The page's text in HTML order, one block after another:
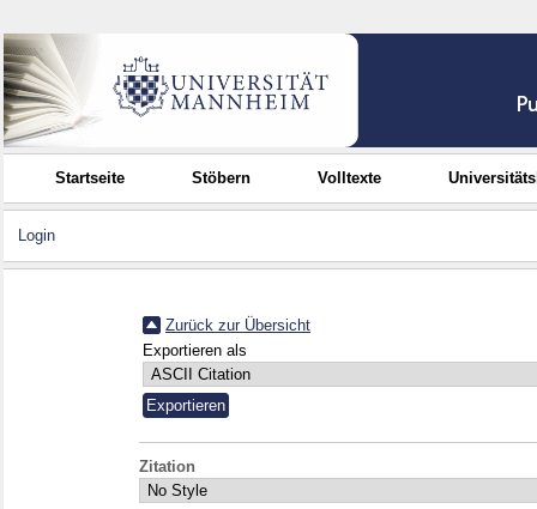
Startseite Stöbern Volltexte
Login
Zurück zur Übersicht
Exportieren als
Zitation